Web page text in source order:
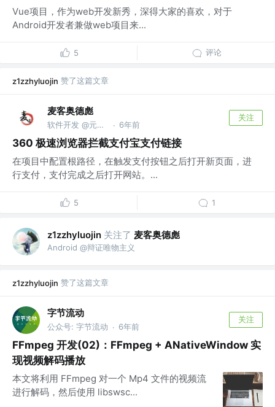
Vue项目，作为web开发新秀，深得大家的喜欢，对于
Android开发者兼做web项目来...
5 评论
z1zzhyluojin 赞了这篇文章
麦客奥德彪
软件开发 @元石科技 · 6年前
关注
360 极速浏览器拦截支付宝支付链接
在项目中配置根路径，在触发支付按钮之后打开新页面，进
行支付，支付完成之后打开网站。...
5 1
z1zzhyluojin 关注了 麦客奥德彪
Android @辩证唯物主义
z1zzhyluojin 赞了这篇文章
字节流动
公众号: 字节流动 · 6年前
关注
FFmpeg 开发(02)：FFmpeg + ANativeWindow 实
现视频解码播放
本文将利用 FFmpeg 对一个 Mp4 文件的视频流
进行解码，然后使用 libswsc...